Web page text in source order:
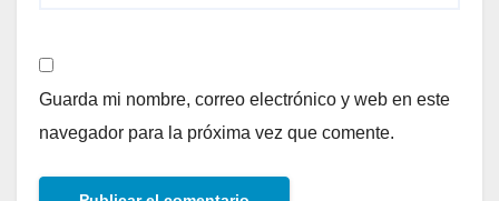
Guarda mi nombre, correo electrónico y web en este
navegador para la próxima vez que comente.